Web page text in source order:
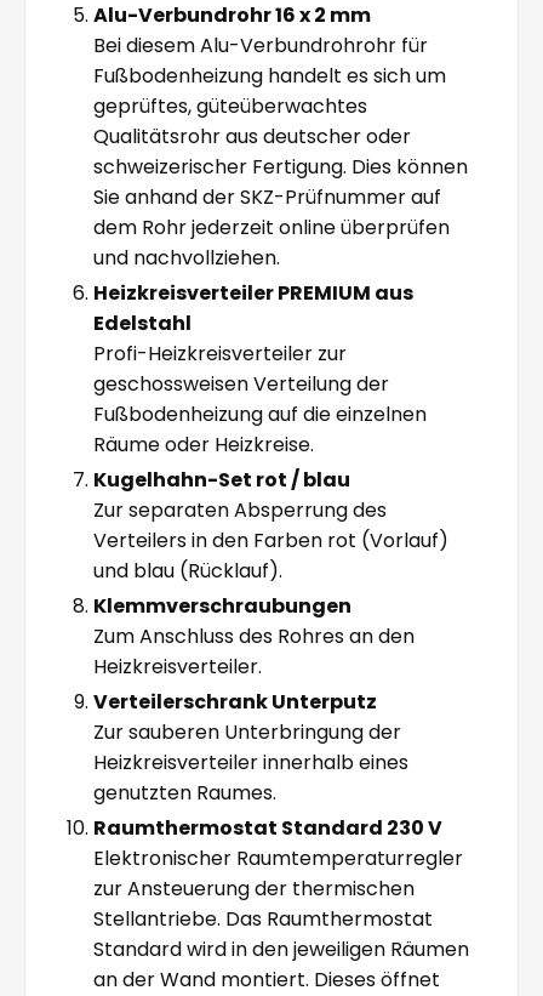
Alu-Verbundrohr 16 x 2 mm
Bei diesem Alu-Verbundrohrohr für
Fußbodenheizung handelt es sich um
geprüftes, güteüberwachtes
Qualitätsrohr aus deutscher oder
schweizerischer Fertigung. Dies können
Sie anhand der SKZ-Prüfnummer auf
dem Rohr jederzeit online überprüfen
und nachvollziehen.
Heizkreisverteiler PREMIUM aus
Edelstahl
Profi-Heizkreisverteiler zur
geschossweisen Verteilung der
Fußbodenheizung auf die einzelnen
Räume oder Heizkreise.
Kugelhahn-Set rot / blau
Zur separaten Absperrung des
Verteilers in den Farben rot (Vorlauf)
und blau (Rücklauf).
Klemmverschraubungen
Zum Anschluss des Rohres an den
Heizkreisverteiler.
Verteilerschrank Unterputz
Zur sauberen Unterbringung der
Heizkreisverteiler innerhalb eines
genutzten Raumes.
Raumthermostat Standard 230 V
Elektronischer Raumtemperaturregler
zur Ansteuerung der thermischen
Stellantriebe. Das Raumthermostat
Standard wird in den jeweiligen Räumen
an der Wand montiert. Dieses öffnet